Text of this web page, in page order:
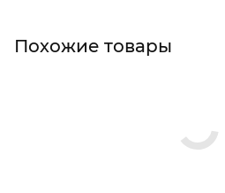
Похожие товары